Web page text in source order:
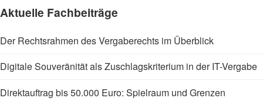
Aktuelle Fachbeiträge
Der Rechtsrahmen des Vergaberechts im Überblick
Digitale Souveränität als Zuschlagskriterium in der IT-Vergabe
Direktauftrag bis 50.000 Euro: Spielraum und Grenzen